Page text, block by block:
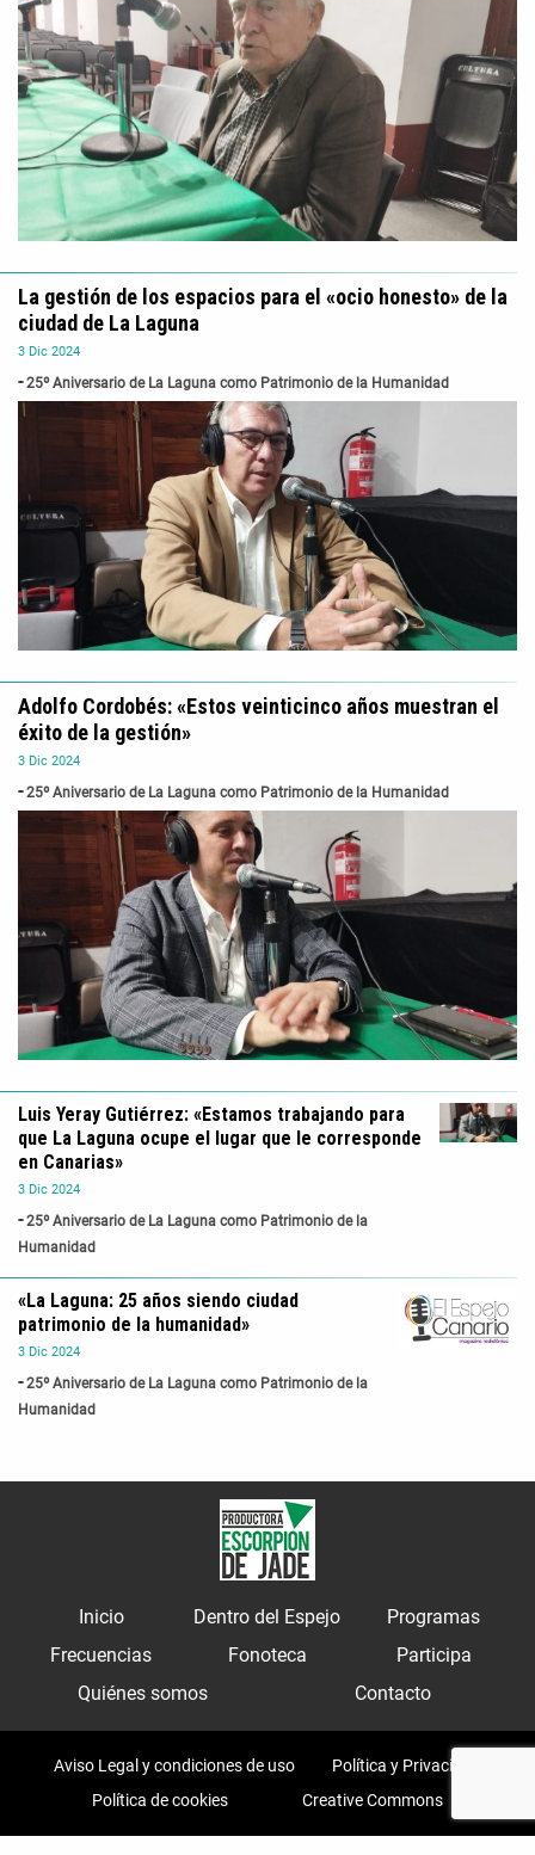
3 Dic 2024
25º Aniversario de La Laguna como Patrimonio de la Humanidad
La gestión de los espacios para el «ocio honesto» de la
ciudad de La Laguna
3 Dic 2024
25º Aniversario de La Laguna como Patrimonio de la Humanidad
Adolfo Cordobés: «Estos veinticinco años muestran el
éxito de la gestión»
3 Dic 2024
25º Aniversario de La Laguna como Patrimonio de la
Humanidad
Luis Yeray Gutiérrez: «Estamos trabajando para
que La Laguna ocupe el lugar que le corresponde
en Canarias»
3 Dic 2024
25º Aniversario de La Laguna como Patrimonio de la
Humanidad
«La Laguna: 25 años siendo ciudad
patrimonio de la humanidad»
Inicio Dentro del Espejo
Programas
Frecuencias
Fonoteca
Participa
Quiénes somos
Contacto
Aviso Legal y condiciones de uso
Política y Privacidad
Política de cookies
Creative Commons